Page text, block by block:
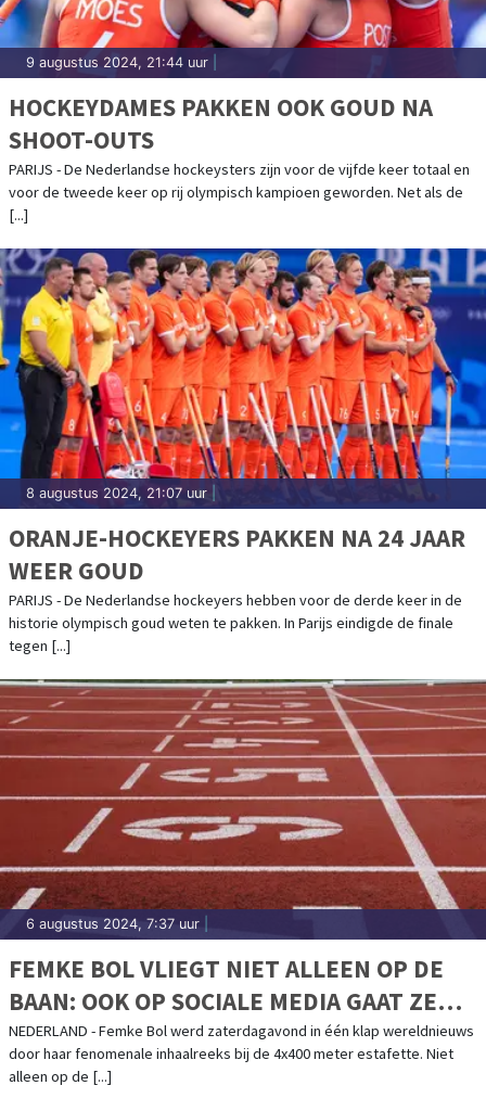
9 augustus 2024, 21:44 uur
HOCKEYDAMES PAKKEN OOK GOUD NA
SHOOT-OUTS
PARIJS - De Nederlandse hockeysters zijn voor de vijfde keer totaal en
voor de tweede keer op rij olympisch kampioen geworden. Net als de
[...]
8 augustus 2024, 21:07 uur
ORANJE-HOCKEYERS PAKKEN NA 24 JAAR
WEER GOUD
PARIJS - De Nederlandse hockeyers hebben voor de derde keer in de
historie olympisch goud weten te pakken. In Parijs eindigde de finale
tegen [...]
6 augustus 2024, 7:37 uur
FEMKE BOL VLIEGT NIET ALLEEN OP DE
BAAN: OOK OP SOCIALE MEDIA GAAT ZE
KEIHARD
NEDERLAND - Femke Bol werd zaterdagavond in één klap wereldnieuws
door haar fenomenale inhaalreeks bij de 4x400 meter estafette. Niet
alleen op de [...]